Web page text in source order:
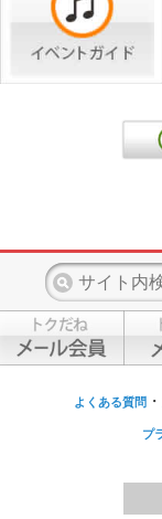
よくある質問 ・
プ